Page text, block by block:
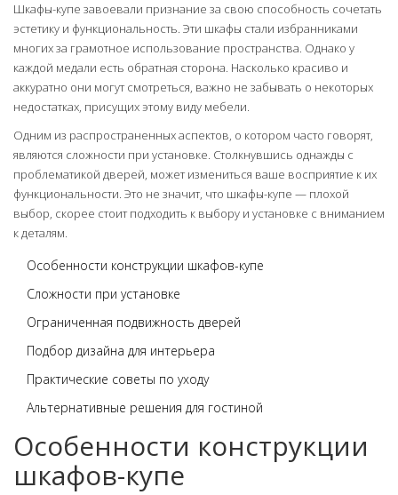
Шкафы-купе завоевали признание за свою способность сочетать
эстетику и функциональность. Эти шкафы стали избранниками
многих за грамотное использование пространства. Однако у
каждой медали есть обратная сторона. Насколько красиво и
аккуратно они могут смотреться, важно не забывать о некоторых
недостатках, присущих этому виду мебели.
Одним из распространенных аспектов, о котором часто говорят,
являются сложности при установке. Столкнувшись однажды с
проблематикой дверей, может измениться ваше восприятие к их
функциональности. Это не значит, что шкафы-купе — плохой
выбор, скорее стоит подходить к выбору и установке с вниманием
к деталям.
Особенности конструкции шкафов-купе
Сложности при установке
Ограниченная подвижность дверей
Подбор дизайна для интерьера
Практические советы по уходу
Альтернативные решения для гостиной
Особенности конструкции
шкафов-купе